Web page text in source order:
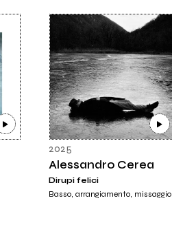
2025
Alessandro Cerea
Dirupi felici
Basso, arrangiamento, missaggio